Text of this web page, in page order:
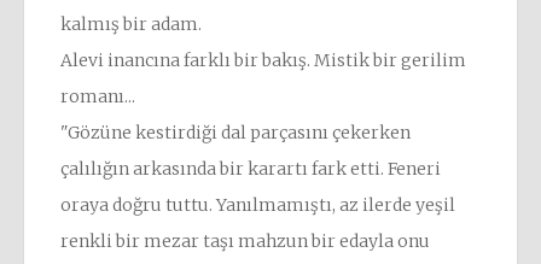
kalmış bir adam.
Alevi inancına farklı bir bakış. Mistik bir gerilim
romanı...
"Gözüne kestirdiği dal parçasını çekerken
çalılığın arkasında bir karartı fark etti. Feneri
oraya doğru tuttu. Yanılmamıştı, az ilerde yeşil
renkli bir mezar taşı mahzun bir edayla onu